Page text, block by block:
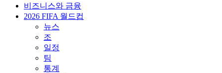
비즈니스와 금융
2026 FIFA 월드컵
뉴스
조
일정
팀
통계